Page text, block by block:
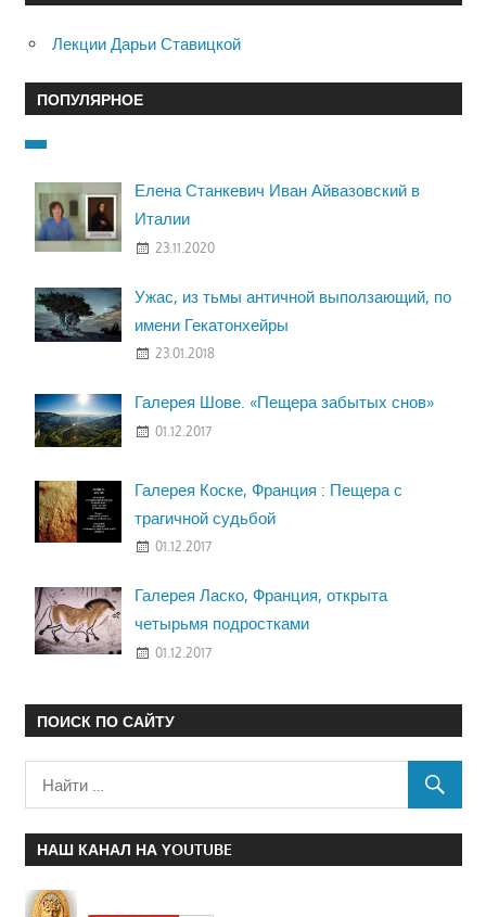
Лекции Дарьи Ставицкой
ПОПУЛЯРНОЕ
Елена Станкевич Иван Айвазовский в
Италии
23.11.2020
Ужас, из тьмы античной выползающий, по
имени Гекатонхейры
23.01.2018
Галерея Шове. «Пещера забытых снов»
01.12.2017
Галерея Коске, Франция : Пещера с
трагичной судьбой
01.12.2017
Галерея Ласко, Франция, открыта
четырьмя подростками
01.12.2017
ПОИСК ПО САЙТУ
НАШ КАНАЛ НА YOUTUBE